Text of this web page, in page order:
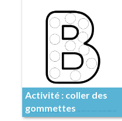
Activité : coller des
gommettes